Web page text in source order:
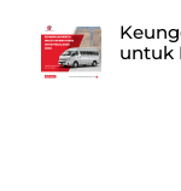
untuk